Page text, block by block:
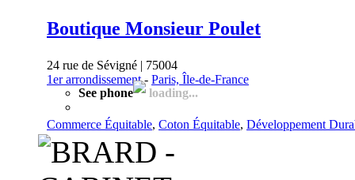
Boutique Monsieur Poulet
24 rue de Sévigné | 75004
1er arrondissement- Paris, Île-de-France
See phone
loading...
Commerce Équitable, Coton Équitable, Développement